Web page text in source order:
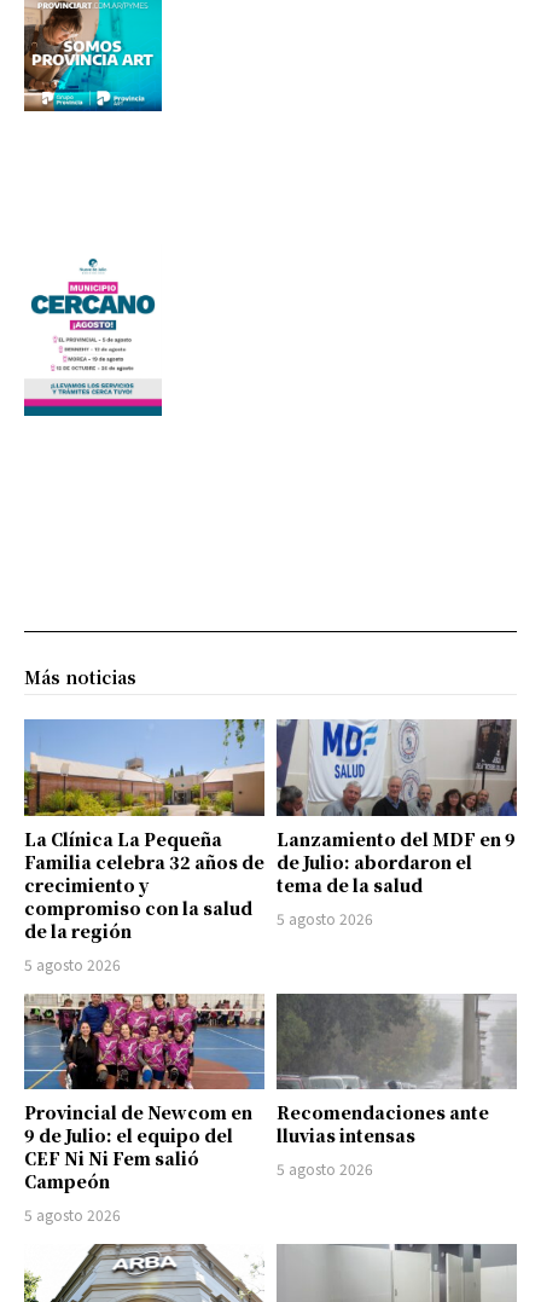
Más noticias
La Clínica La Pequeña
Familia celebra 32 años de
crecimiento y
compromiso con la salud
de la región
5 agosto 2026
Lanzamiento del MDF en 9
de Julio: abordaron el
tema de la salud
5 agosto 2026
Provincial de Newcom en
9 de Julio: el equipo del
CEF Ni Ni Fem salió
Campeón
5 agosto 2026
Recomendaciones ante
lluvias intensas
5 agosto 2026